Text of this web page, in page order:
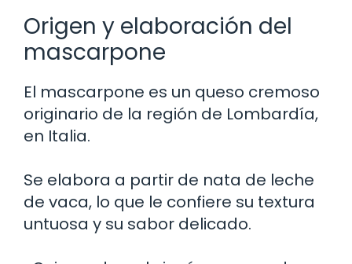
Origen y elaboración del
mascarpone
El mascarpone es un queso cremoso
originario de la región de Lombardía,
en Italia.
Se elabora a partir de nata de leche
de vaca, lo que le confiere su textura
untuosa y su sabor delicado.